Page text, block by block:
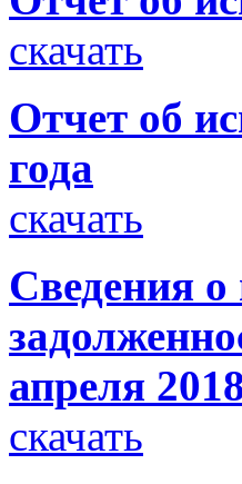
скачать
Отчет об
года
скачать
Сведения о
апреля
скачать